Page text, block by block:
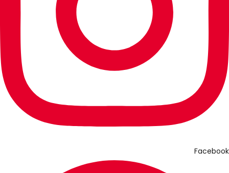
Facebook